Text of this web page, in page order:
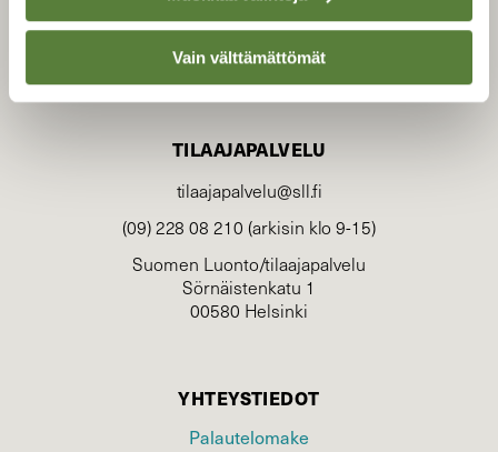
Vain välttämättömät
TILAAJAPALVELU
tilaajapalvelu@sll.fi
(09) 228 08 210 (arkisin klo 9-15)
Suomen Luonto/tilaajapalvelu
Sörnäistenkatu 1
00580 Helsinki
YHTEYSTIEDOT
Palautelomake